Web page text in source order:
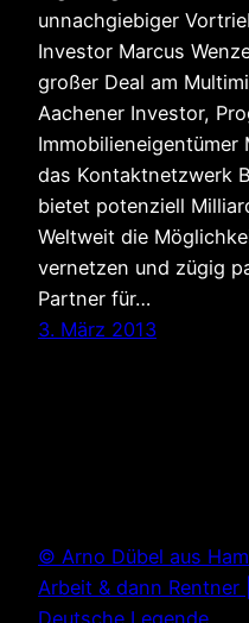
unnachgiebiger
Investor Marcus
großer Deal am
Aachener Investor,
Immobilieneigentümer
das Kontaktnetzwerk
bietet potenziell
Weltweit die
vernetzen und zügig
Partner für…
3. März 2013
© Arno Dübel aus
Arbeit & dann Rentner